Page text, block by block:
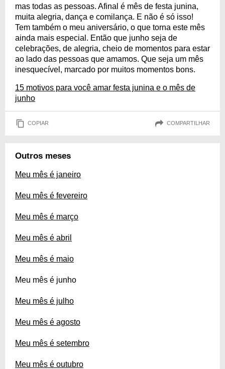
mas todas as pessoas. Afinal é mês de festa junina,
muita alegria, dança e comilança. E não é só isso!
Tem também o meu aniversário, o que torna este mês
ainda mais especial. Então que junho seja de
celebrações, de alegria, cheio de momentos para estar
ao lado das pessoas que amamos. Que seja um mês
inesquecível, marcado por muitos momentos bons.
15 motivos para você amar festa junina e o mês de
junho
COPIAR COMPARTILHAR
Outros meses
Meu mês é janeiro
Meu mês é fevereiro
Meu mês é março
Meu mês é abril
Meu mês é maio
Meu mês é junho
Meu mês é julho
Meu mês é agosto
Meu mês é setembro
Meu mês é outubro